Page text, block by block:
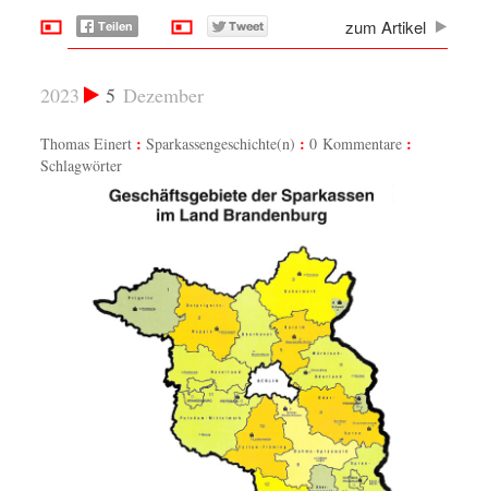
zum Artikel
5 Dezember
2023
Thomas Einert Sparkassengeschichte(n)
0 Kommentare
Schlagwörter